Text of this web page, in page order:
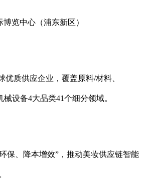
览中心（浦东新区）
优质供应企业，覆盖原料/材料、
械设备4大品类41个细分领域。
保、降本增效”，推动美妆供应链智能